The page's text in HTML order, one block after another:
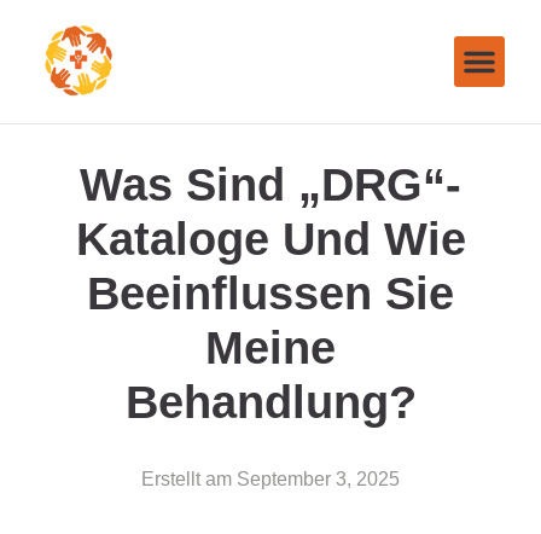
Was Sind „DRG“-
Kataloge Und Wie
Beeinflussen Sie
Meine
Behandlung?
Erstellt am September 3, 2025